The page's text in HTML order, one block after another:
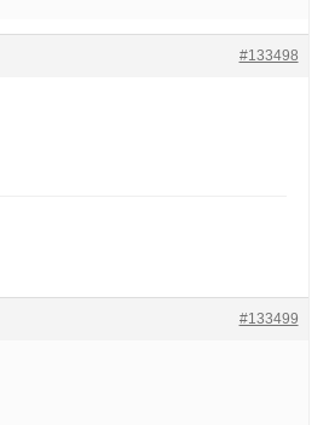
#133498
#133499